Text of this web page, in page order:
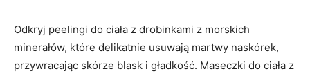
Odkryj peelingi ⁢do ciała z⁢ drobinkami z morskich
minerałów, ‍które delikatnie⁤ usuwają martwy naskórek,
przywracając skórze blask i gładkość. Maseczki do ciała z